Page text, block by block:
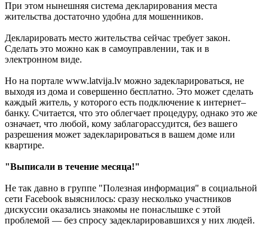
При этом нынешняя система декларирования места
жительства достаточно удобна для мошенников.
Декларировать место жительства сейчас требует закон.
Сделать это можно как в самоуправлении, так и в
электронном виде.
Но на портале www.latvija.lv можно задекларироваться, не
выходя из дома и совершенно бесплатно. Это может сделать
каждый житель, у которого есть подключение к интернет–
банку. Считается, что это облегчает процедуру, однако это же
означает, что любой, кому заблагорассудится, без вашего
разрешения может задекларироваться в вашем доме или
квартире.
"Выписали в течение месяца!"
Не так давно в группе "Полезная информация" в социальной
сети Facebook выяснилось: сразу несколько участников
дискуссии оказались знакомы не понаслышке с этой
проблемой — без спросу задекларировавшихся у них людей.